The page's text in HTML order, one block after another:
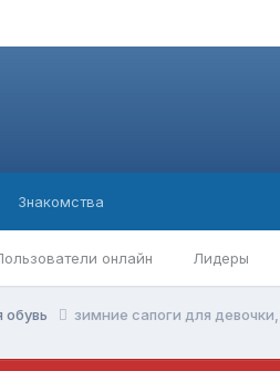
онлайн Лидеры
Знакомства
обувь зимние сапоги для